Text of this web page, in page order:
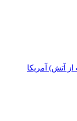
آتش) آمریکا